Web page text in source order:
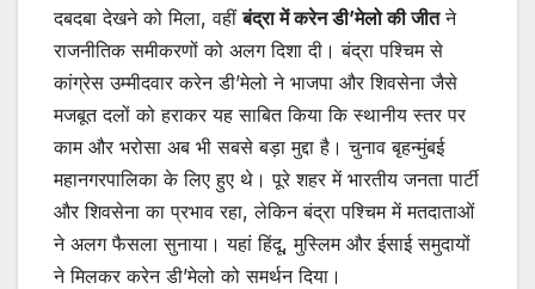
दबदबा देखने को मिला, वहींबंद्रा में करेन डी’मेलो की जीतने
राजनीतिक समीकरणों को अलग दिशा दी। बंद्रा पश्चिम से
कांग्रेस उम्मीदवार करेन डी’मेलो ने भाजपा और शिवसेना जैसे
मजबूत दलों को हराकर यह साबित किया कि स्थानीय स्तर पर
काम और भरोसा अब भी सबसे बड़ा मुद्दा है। चुनाव बृहन्मुंबई
महानगरपालिका के लिए हुए थे। पूरे शहर में भारतीय जनता पार्टी
और शिवसेना का प्रभाव रहा, लेकिन बंद्रा पश्चिम में मतदाताओं
ने अलग फैसला सुनाया। यहां हिंदू, मुस्लिम और ईसाई समुदायों
ने मिलकर करेन डी’मेलो को समर्थन दिया।